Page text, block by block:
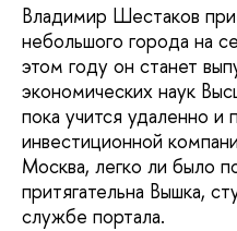
Владимир Шестаков
небольшого города на
этом году он станет
экономических наук
пока учится удаленно
инвестиционной
Москва, легко ли было
притягательна Вышка,
службе портала.